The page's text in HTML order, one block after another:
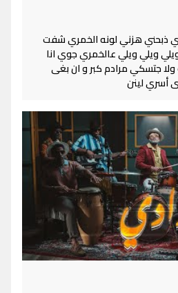
ذبحني هزني لونه الخمري شفت
ويلي ويلي عالخمري جوي انا
ولا جتسكي مرادم كبر و ان بغى
أسري لينن